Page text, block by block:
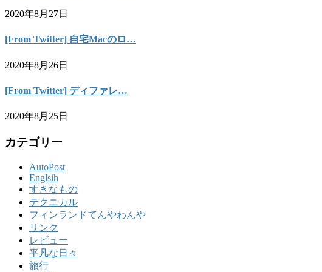
2020年8月27日
[From Twitter] 自宅Macのロ…
2020年8月26日
[From Twitter] ディファレ…
2020年8月25日
カテゴリー
AutoPost
Englsih
すきなもの
テクニカル
フィンランドてんやわんや
リンク
レビュー
平凡な日々
旅行